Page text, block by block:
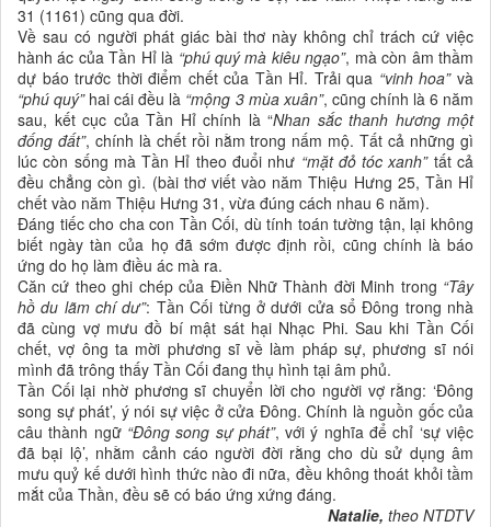
31 (1161) cũng qua đời.
Về sau có người phát giác bài thơ này không chỉ trách cứ việc
hành ác của Tần Hỉ là “phú quý mà kiêu ngạo”, mà còn âm thầm
dự báo trước thời điểm chết của Tần Hỉ. Trải qua “vinh hoa”và
“phú quý”hai cái đều là “mộng 3 mùa xuân”, cũng chính là 6 năm
sau, kết cục của Tần Hỉ chính là “Nhan sắc thanh hương một
đống đất”, chính là chết rồi nằm trong nấm mộ. Tất cả những gì
lúc còn sống mà Tần Hỉ theo đuổi như “mặt đỏ tóc xanh”tất cả
đều chẳng còn gì. (bài thơ viết vào năm Thiệu Hưng 25, Tần Hỉ
chết vào năm Thiệu Hưng 31, vừa đúng cách nhau 6 năm).
Đáng tiếc cho cha con Tần Cối, dù tính toán tường tận, lại không
biết ngày tàn của họ đã sớm được định rồi, cũng chính là báo
ứng do họ làm điều ác mà ra.
Căn cứ theo ghi chép của Điền Nhữ Thành đời Minh trong “Tây
hồ du lãm chí dư”: Tần Cối từng ở dưới cửa sổ Đông trong nhà
đã cùng vợ mưu đồ bí mật sát hại Nhạc Phi. Sau khi Tần Cối
chết, vợ ông ta mời phương sĩ về làm pháp sự, phương sĩ nói
mình đã trông thấy Tần Cối đang thụ hình tại âm phủ.
Tần Cối lại nhờ phương sĩ chuyển lời cho người vợ rằng: ‘Đông
song sự phát’, ý nói sự việc ở cửa Đông. Chính là nguồn gốc của
câu thành ngữ “Đông song sự phát”, với ý nghĩa để chỉ ‘sự việc
đã bại lộ’, nhằm cảnh cáo người đời rằng cho dù sử dụng âm
mưu quỷ kế dưới hình thức nào đi nữa, đều không thoát khỏi tầm
mắt của Thần, đều sẽ có báo ứng xứng đáng.
Natalie, theo NTDTV